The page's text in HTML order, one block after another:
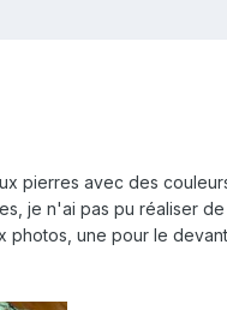
pierres avec des
je n'ai pas pu réaliser
photos, une pour le